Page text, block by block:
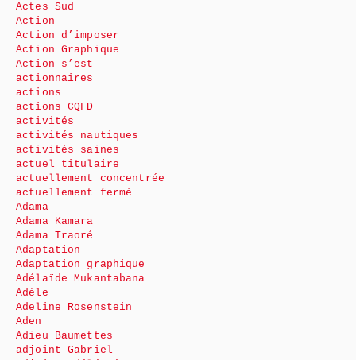
Actes Sud
Action
Action d’imposer
Action Graphique
Action s’est
actionnaires
actions
actions CQFD
activités
activités nautiques
activités saines
actuel titulaire
actuellement concentrée
actuellement fermé
Adama
Adama Kamara
Adama Traoré
Adaptation
Adaptation graphique
Adélaïde Mukantabana
Adèle
Adeline Rosenstein
Aden
Adieu Baumettes
adjoint Gabriel